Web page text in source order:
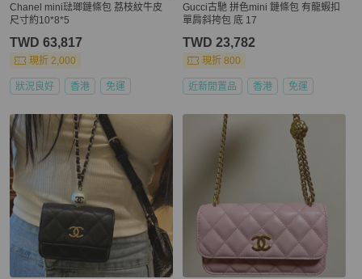
Chanel mini琺瑯鏈條包 荔枝紋牛皮
尺寸約10*8*5
TWD 63,817
現折 2,000
狀況良好 香港 免運
Gucci古馳 拼色mini 鏈條包 有龍蝦扣
單肩斜挎包 底 17
TWD 23,782
現折 800
近新閒置品 香港 免運